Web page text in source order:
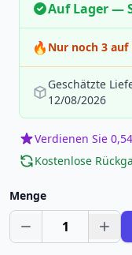
Auf Lager —
🔥 Nur noch 3 auf
Geschätzte
12/08/2026
Verdienen Sie
Kostenlose
Menge
1